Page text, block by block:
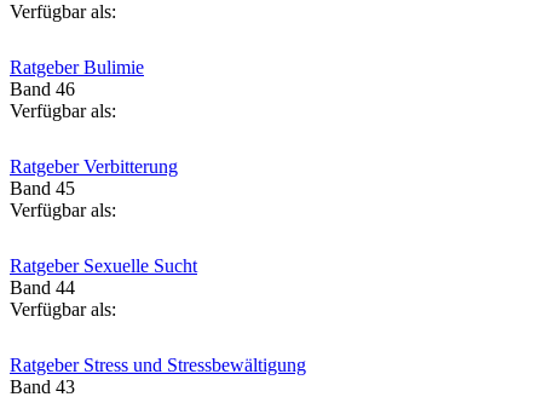
Verfügbar als:
Ratgeber Bulimie
Band 46
Verfügbar als:
Ratgeber Verbitterung
Band 45
Verfügbar als:
Ratgeber Sexuelle Sucht
Band 44
Verfügbar als:
Ratgeber Stress und Stressbewältigung
Band 43